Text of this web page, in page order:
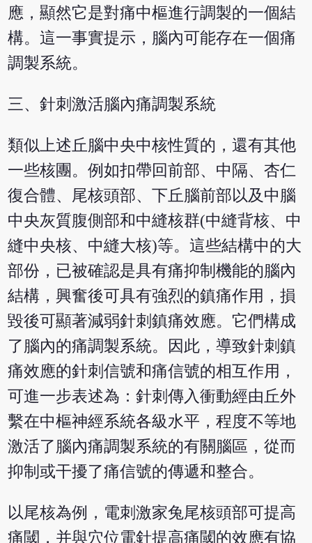
應，顯然它是對痛中樞進行調製的一個結
構。這一事實提示，腦內可能存在一個痛
調製系統。
三、針刺激活腦內痛調製系統
類似上述丘腦中央中核性質的，還有其他
一些核團。例如扣帶回前部、中隔、杏仁
復合體、尾核頭部、下丘腦前部以及中腦
中央灰質腹側部和中縫核群(中縫背核、中
縫中央核、中縫大核)等。這些結構中的大
部份，已被確認是具有痛抑制機能的腦內
結構，興奮後可具有強烈的鎮痛作用，損
毀後可顯著減弱針刺鎮痛效應。它們構成
了腦內的痛調製系統。因此，導致針刺鎮
痛效應的針刺信號和痛信號的相互作用，
可進一步表述為：針刺傳入衝動經由丘外
繫在中樞神經系統各級水平，程度不等地
激活了腦內痛調製系統的有關腦區，從而
抑制或干擾了痛信號的傳遞和整合。
以尾核為例，電刺激家兔尾核頭部可提高
痛閾，并與穴位電針提高痛閾的效應有協